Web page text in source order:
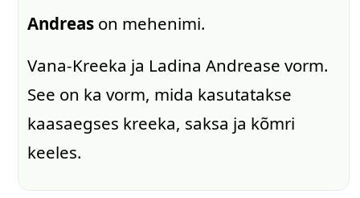
Andreas on mehenimi.
Vana-Kreeka ja Ladina Andrease vorm.
See on ka vorm, mida kasutatakse
kaasaegses kreeka, saksa ja kõmri
keeles.